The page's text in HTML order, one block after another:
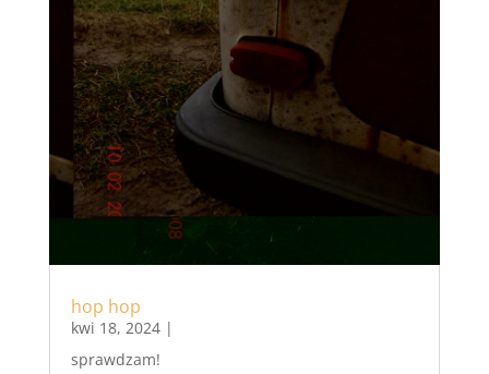
hop hop
kwi 18, 2024|
sprawdzam!